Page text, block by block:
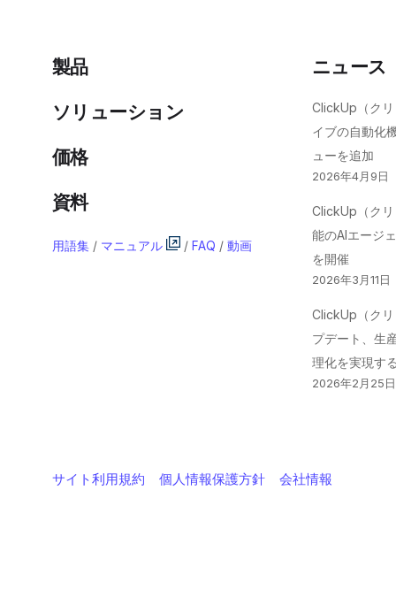
製品
ソリューション
価格
資料
用語集 / マニュアル / FAQ / 動画
ニュース
ClickUp（ク
イブの自動化
ューを追加
2026年4月9日
ClickUp（ク
能のAIエージ
を開催
2026年3月11日
ClickUp（ク
プデート、生
理化を実現す
2026年2月25日
サイト利用規約 個人情報保護方針 会社情報